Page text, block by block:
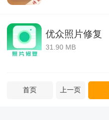
优众照片修复
31.90 MB
首页 上一页